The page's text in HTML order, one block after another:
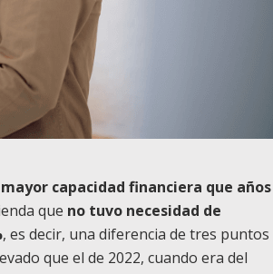
capacidad financiera que años
que no tuvo necesidad de
, es decir, una diferencia de tres puntos
que el de 2022, cuando era del